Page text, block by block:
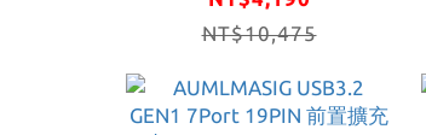
群控擷取 PCIe 擴充
卡｜6晶片獨立6通
道｜每個通道具有
NT$10,475